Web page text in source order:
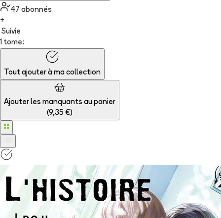
47 abonnés
+
Suivie
1 tome:
Tout ajouter à ma collection
Ajouter les manquants au panier
(9,35 €)